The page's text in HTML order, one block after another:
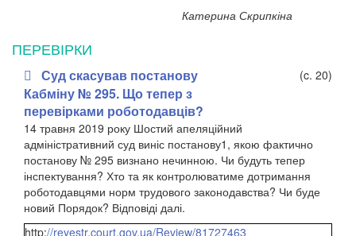
Катерина Скрипкіна
ПЕРЕВІРКИ
Суд скасував постанову
Кабміну № 295. Що тепер з
перевірками роботодавців?
(c. 20)
14 травня 2019 року Шостий апеляційний
адміністративний суд виніс постанову1 , якою фактично
постанову № 295 визнано нечинною. Чи будуть тепер
інспектування? Хто та як контролюватиме дотримання
роботодавцями норм трудового законодавства? Чи буде
новий Порядок? Відповіді далі.
http://reyestr.court.gov.ua/Review/81727463